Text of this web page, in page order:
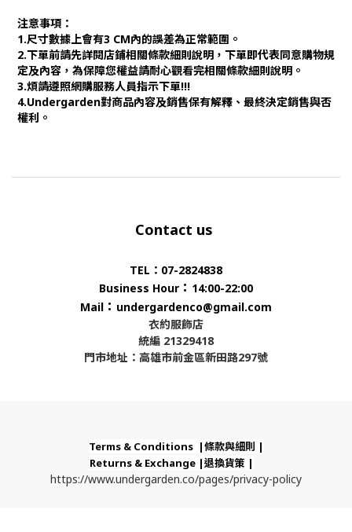
注意事項：
1.尺寸數據上會有3 CM內的誤差為正常範圍。
2.下單前請先詳閱店鋪相關條款細則說明，下單即代表同意購物規
定及內容，為保障您權益請耐心觀看完相關條款細則說明。
3.煩請遵照網購服務人員指示下單!!!
4.Undergarden對商品內容及銷售保有解釋、最終決定銷售與否
權利。
Contact us
TEL：07-2824838
Business Hour ： 14:00-22:00
Mail ： undergardenco@gmail.com
衣約服飾店
統編 21329418
門市地址：高雄市前金區新田路297號
Terms & Conditions |條款與細則 |
Returns & Exchange |退換貨策 |
https://www.undergarden.co/pages/privacy-policy